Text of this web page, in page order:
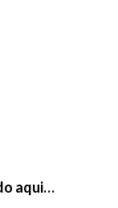
aqui…